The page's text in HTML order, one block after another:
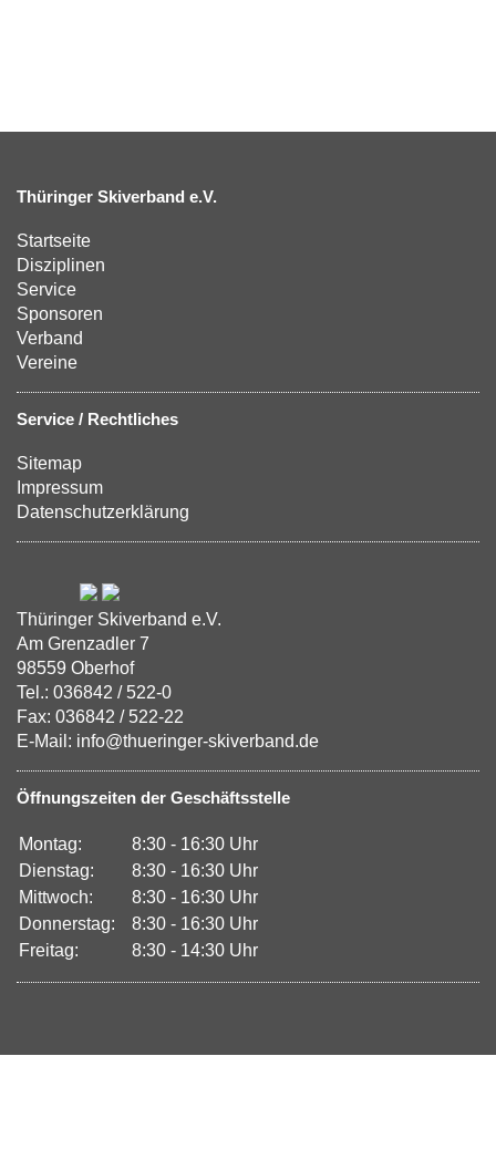
Thüringer Skiverband e.V.
Startseite
Disziplinen
Service
Sponsoren
Verband
Vereine
Service / Rechtliches
Sitemap
Impressum
Datenschutzerklärung
Thüringer Skiverband e.V.
Am Grenzadler 7
98559 Oberhof
Tel.: 036842 / 522-0
Fax: 036842 / 522-22
E-Mail: info@thueringer-skiverband.de
Öffnungszeiten der Geschäftsstelle
Montag:
8:30 - 16:30 Uhr
Dienstag:
8:30 - 16:30 Uhr
Mittwoch:
8:30 - 16:30 Uhr
Donnerstag:
8:30 - 16:30 Uhr
Freitag:
8:30 - 14:30 Uhr